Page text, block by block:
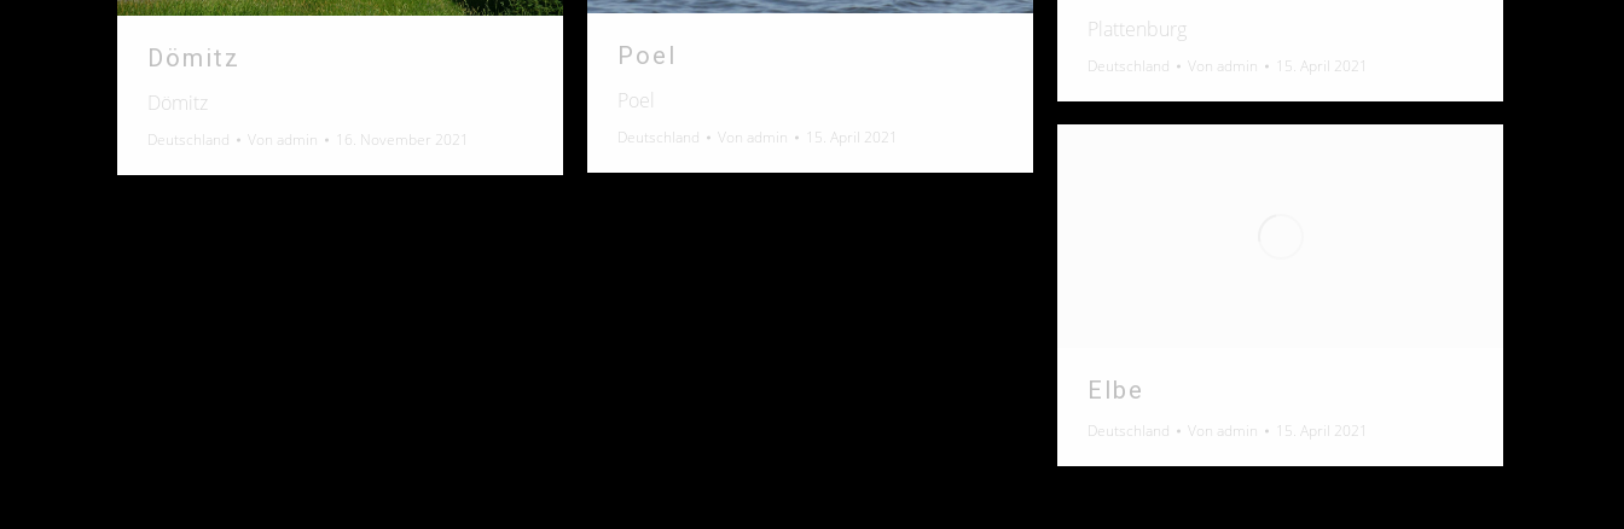
Dömitz
Dömitz
Deutschland Von admin 16. November 2021
Poel
Poel
Deutschland Von admin 15. April 2021
Plattenburg
Deutschland Von admin 15. April 2021
Elbe
Deutschland Von admin 15. April 2021